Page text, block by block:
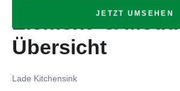
JETZT UMSEHEN
Element- & Modul-
Übersicht
Lade Kitchensink